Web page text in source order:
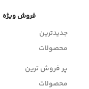
فروش ویژه
جدیدترین
محصولات
پر فروش ترین
محصولات